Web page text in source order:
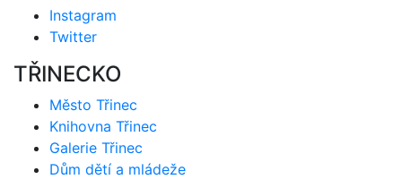
Instagram
Twitter
TŘINECKO
Město Třinec
Knihovna Třinec
Galerie Třinec
Dům dětí a mládeže